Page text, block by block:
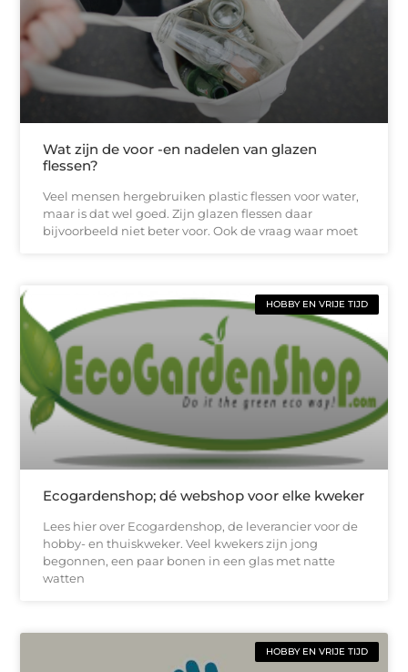
Wat zijn de voor -en nadelen van glazen
flessen?
Veel mensen hergebruiken plastic flessen voor water,
maar is dat wel goed. Zijn glazen flessen daar
bijvoorbeeld niet beter voor. Ook de vraag waar moet
HOBBY EN VRIJE TIJD
Ecogardenshop; dé webshop voor elke kweker
Lees hier over Ecogardenshop, de leverancier voor de
hobby- en thuiskweker. Veel kwekers zijn jong
begonnen, een paar bonen in een glas met natte
watten
HOBBY EN VRIJE TIJD